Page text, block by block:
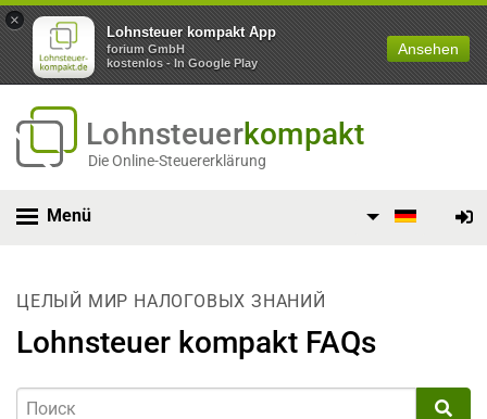
×
Lohnsteuer kompakt App
forium GmbH
kostenlos - In Google Play
Ansehen
Lohnsteuerkompakt
Die Online-Steuererklärung
Menü
ЦЕЛЫЙ МИР НАЛОГОВЫХ ЗНАНИЙ
Lohnsteuer kompakt FAQs